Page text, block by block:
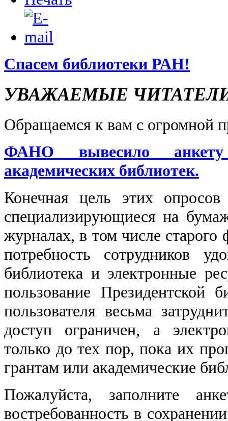
Спасем библиотеки РАН!
УВАЖАЕМЫЕ
Обращаемся к вам с огромной
ФАНО вывесило анкету
академических библиотек.
Конечная цель этих
специализирующиеся на
журналах, в том числе
потребность сотрудников
библиотека и электронные
пользование Президентской
пользователя весьма
доступ ограничен, а
только до тех пор, пока их
грантам или академические
Пожалуйста, заполните
востребованность в